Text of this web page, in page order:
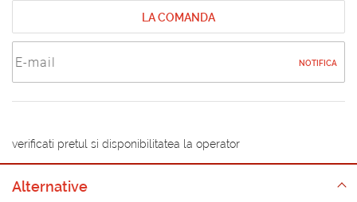
LA COMANDA
NOTIFICA
verificati pretul si disponibilitatea la operator
Alternative